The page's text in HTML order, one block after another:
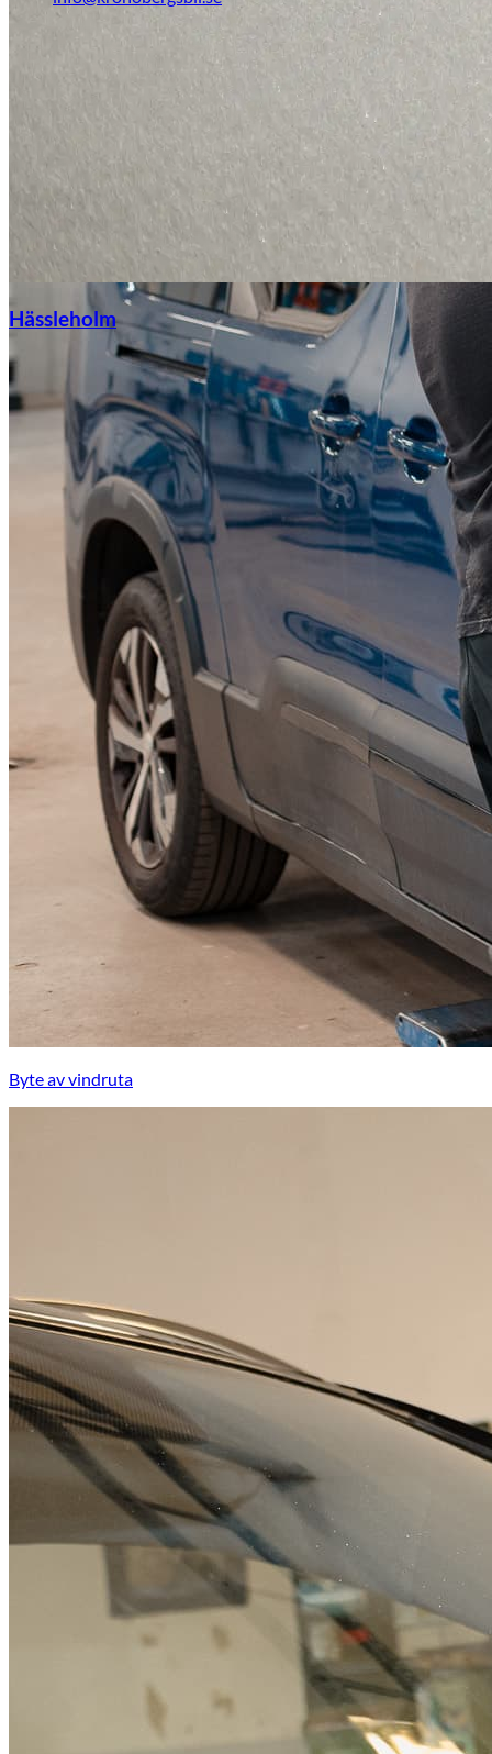
KGM Pickups
Fordonstyp
PickupTransportbilPersonbil
Visa alla fordon
Byte av vindruta
Hässleholm